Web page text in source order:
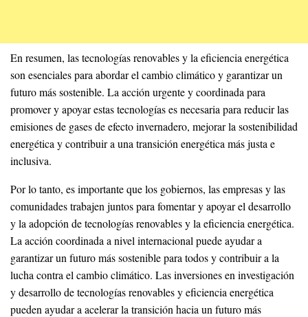
En resumen, las tecnologías renovables y la eficiencia energética
son esenciales para abordar el cambio climático y garantizar un
futuro más sostenible. La acción urgente y coordinada para
promover y apoyar estas tecnologías es necesaria para reducir las
emisiones de gases de efecto invernadero, mejorar la sostenibilidad
energética y contribuir a una transición energética más justa e
inclusiva.
Por lo tanto, es importante que los gobiernos, las empresas y las
comunidades trabajen juntos para fomentar y apoyar el desarrollo
y la adopción de tecnologías renovables y la eficiencia energética.
La acción coordinada a nivel internacional puede ayudar a
garantizar un futuro más sostenible para todos y contribuir a la
lucha contra el cambio climático. Las inversiones en investigación
y desarrollo de tecnologías renovables y eficiencia energética
pueden ayudar a acelerar la transición hacia un futuro más